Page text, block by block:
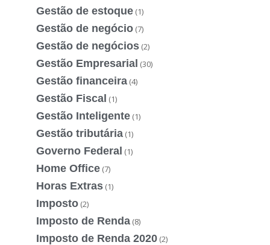
Gestão de estoque (1)
Gestão de negócio (7)
Gestão de negócios (2)
Gestão Empresarial (30)
Gestão financeira (4)
Gestão Fiscal (1)
Gestão Inteligente (1)
Gestão tributária (1)
Governo Federal (1)
Home Office (7)
Horas Extras (1)
Imposto (2)
Imposto de Renda (8)
Imposto de Renda 2020 (2)